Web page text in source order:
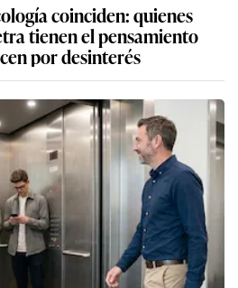
coinciden: quienes
tienen el pensamiento
por desinterés